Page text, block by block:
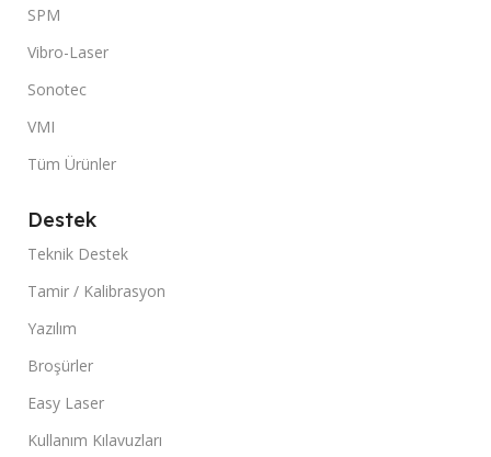
SPM
Vibro-Laser
Sonotec
VMI
Tüm Ürünler
Destek
Teknik Destek
Tamir / Kalibrasyon
Yazılım
Broşürler
Easy Laser
Kullanım Kılavuzları